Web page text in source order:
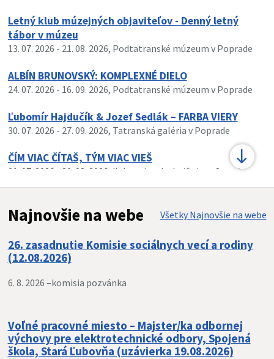
Letný klub múzejných objaviteľov - Denný letný
tábor v múzeu
13. 07. 2026 - 21. 08. 2026, Podtatranské múzeum v Poprade
ALBÍN BRUNOVSKÝ: KOMPLEXNÉ DIELO
24. 07. 2026 - 16. 09. 2026, Podtatranské múzeum v Poprade
Ľubomír Hajdučík & Jozef Sedlák – FARBA VIERY
30. 07. 2026 - 27. 09. 2026, Tatranská galéria v Poprade
ČÍM VIAC ČÍTAŠ, TÝM VIAC VIEŠ
01. 07. 2026 - 31. 08. 2026 , Ľubovnianska knižnica v Starej
Najnovšie na webe Všetky Najnovšie na webe
26. zasadnutie Komisie sociálnych vecí a rodiny
(12.08.2026)
6. 8. 2026 –komisia pozvánka
Voľné pracovné miesto – Majster/ka odbornej
výchovy pre elektrotechnické odbory, Spojená
škola, Stará Ľubovňa (uzávierka 19.08.2026)